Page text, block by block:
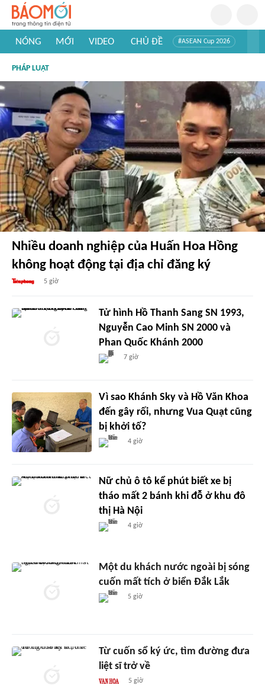
NÓNG MỚI VIDEO CHỦ ĐỀ #ASEAN Cup 2026
#Khám phá thế giới
PHÁP LUẬT
Nhiều doanh nghiệp của Huấn Hoa Hồng
không hoạt động tại địa chỉ đăng ký
5 giờ
Tử hình Hồ Thanh Sang SN 1993,
Nguyễn Cao Minh SN 2000 và
Phan Quốc Khánh 2000
7 giờ
Vì sao Khánh Sky và Hồ Văn Khoa
đến gây rối, nhưng Vua Quạt cũng
bị khởi tố?
4 giờ
Nữ chủ ô tô kể phút biết xe bị
tháo mất 2 bánh khi đỗ ở khu đô
thị Hà Nội
4 giờ
Một du khách nước ngoài bị sóng
cuốn mất tích ở biển Đắk Lắk
5 giờ
Từ cuốn sổ ký ức, tìm đường đưa
liệt sĩ trở về
5 giờ